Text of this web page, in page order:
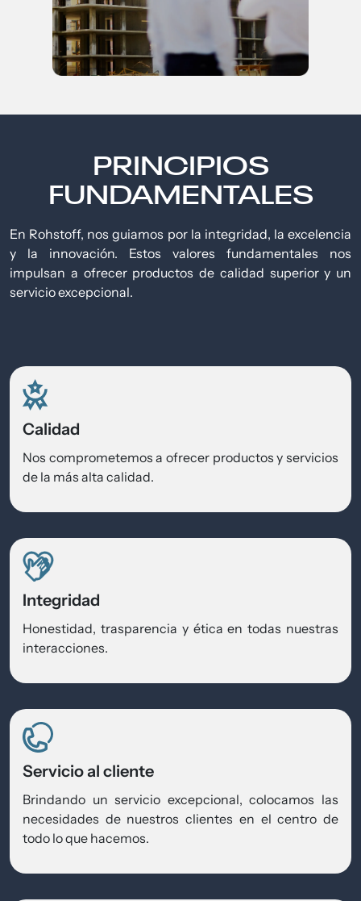
PRINCIPIOS
FUNDAMENTALES
En Rohstoff, nos guiamos por la integridad, la excelencia
y la innovación. Estos valores fundamentales nos
impulsan a ofrecer productos de calidad superior y un
servicio excepcional.
Calidad
Nos comprometemos a ofrecer productos y servicios
de la más alta calidad.
Integridad
Honestidad, trasparencia y ética en todas nuestras
interacciones.
Servicio al cliente
Brindando un servicio excepcional, colocamos las
necesidades de nuestros clientes en el centro de
todo lo que hacemos.